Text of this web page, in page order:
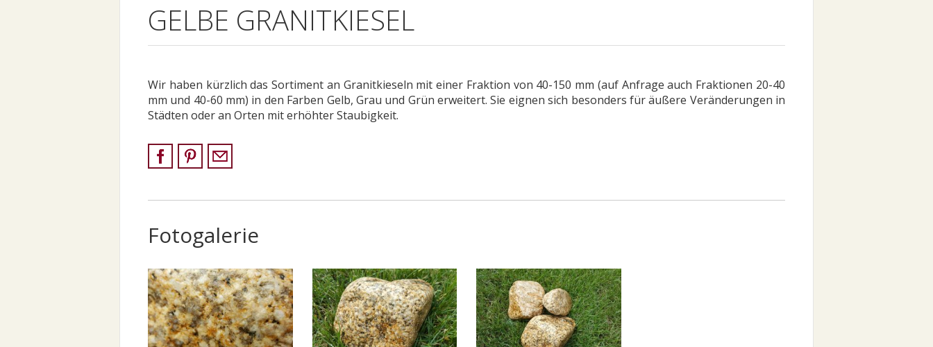
GELBE GRANITKIESEL
Wir haben kürzlich das Sortiment an Granitkieseln mit einer Fraktion von 40-150 mm (auf Anfrage auch Fraktionen 20-40
mm und 40-60 mm) in den Farben Gelb, Grau und Grün erweitert. Sie eignen sich besonders für äußere Veränderungen in
Städten oder an Orten mit erhöhter Staubigkeit.
Fotogalerie